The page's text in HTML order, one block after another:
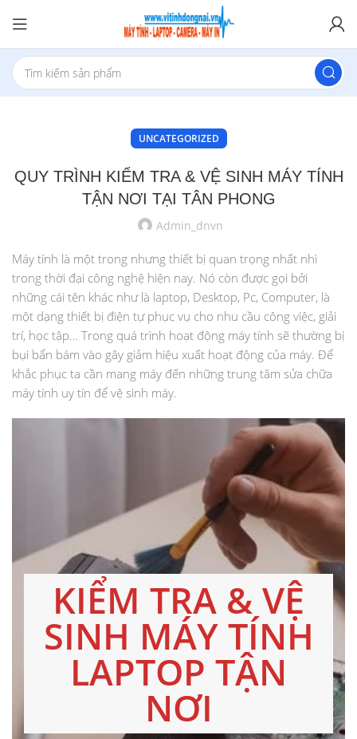
UNCATEGORIZED
QUY TRÌNH KIỂM TRA & VỆ SINH MÁY TÍNH
TẬN NƠI TẠI TÂN PHONG
Admin_dnvn
Máy tính là một trong nhưng thiết bị quan trọng nhất nhì
trong thời đại công nghệ hiện nay. Nó còn được gọi bởi
những cái tên khác như là laptop, Desktop, Pc, Computer, là
một dạng thiết bị điện tự phục vụ cho nhu cầu công việc, giải
trí, học tập… Trong quá trình hoạt động máy tính sẽ thường bị
bụi bẩn bám vào gây giảm hiệu xuất hoạt động của máy. Để
khắc phục ta cần mang máy đến những trung tâm sửa chữa
máy tính uy tín để vệ sinh máy.
KIỂM TRA & VỆ
SINH MÁY TÍNH
LAPTOP TẬN
NƠI